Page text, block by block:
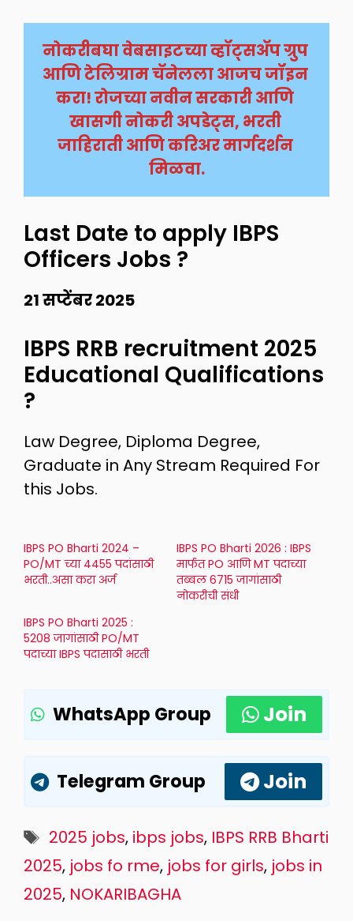
नोकरीबघा वेबसाइटच्या व्हॉट्सअ‍ॅप ग्रुप
आणि टेलिग्राम चॅनेलला आजच जॉइन
करा! रोजच्या नवीन सरकारी आणि
खासगी नोकरी अपडेट्स, भरती
जाहिराती आणि करिअर मार्गदर्शन
मिळवा.
Last Date to apply IBPS
Officers Jobs ?
21 सप्टेंबर 2025
IBPS RRB recruitment 2025
Educational Qualifications
?
Law Degree, Diploma Degree,
Graduate in Any Stream Required For
this Jobs.
IBPS PO Bharti 2024 –
PO/MT च्या 4455 पदांसाठी
भरती..असा करा अर्ज
IBPS PO Bharti 2026 : IBPS
मार्फत PO आणि MT पदाच्या
तब्बल 6715 जागांसाठी
नोकरीची संधी
IBPS PO Bharti 2025 :
5208 जागांसाठी PO/MT
पदाच्या IBPS पदासाठी भरती
WhatsApp Group Join
Telegram Group Join
Tags
2025 jobs, ibps jobs, IBPS RRB Bharti
2025, jobs fo rme, jobs for girls, jobs in
2025, NOKARIBAGHA